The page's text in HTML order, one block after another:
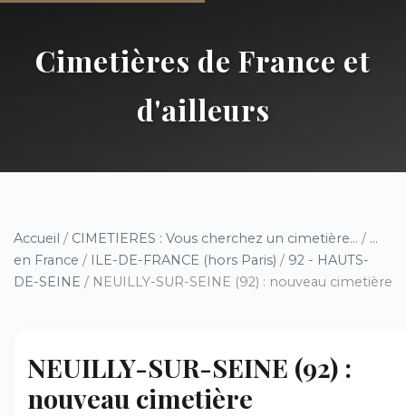
Cimetières de France et
d'ailleurs
Accueil / CIMETIERES : Vous cherchez un cimetière... / ...
en France / ILE-DE-FRANCE (hors Paris) / 92 - HAUTS-
DE-SEINE / NEUILLY-SUR-SEINE (92) : nouveau cimetière
NEUILLY-SUR-SEINE (92) :
nouveau cimetière